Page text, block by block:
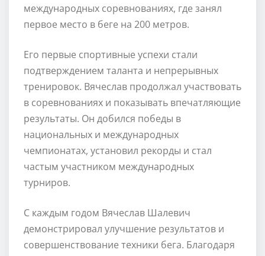
международных соревнованиях, где занял
первое место в беге на 200 метров.
Его первые спортивные успехи стали
подтверждением таланта и непрерывных
тренировок. Вячеслав продолжал участвовать
в соревнованиях и показывать впечатляющие
результаты. Он добился победы в
национальных и международных
чемпионатах, установил рекорды и стал
частым участником международных
турниров.
С каждым годом Вячеслав Шалевич
демонстрировал улучшение результатов и
совершенствование техники бега. Благодаря